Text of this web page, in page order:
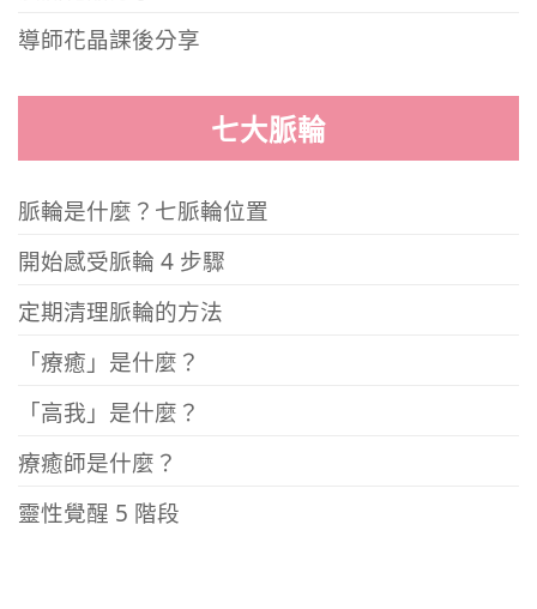
導師花晶課後分享
七大脈輪
脈輪是什麼？七脈輪位置
開始感受脈輪 4 步驟
定期清理脈輪的方法
「療癒」是什麼？
「高我」是什麼？
療癒師是什麼？
靈性覺醒 5 階段